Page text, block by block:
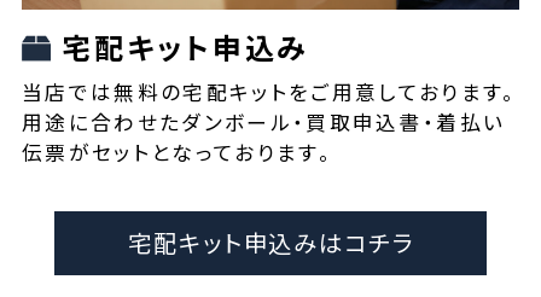
宅配キット申込み
当店では無料の宅配キットをご用意しております。
用途に合わせたダンボール・買取申込書・着払い
伝票がセットとなっております。
宅配キット申込みはコチラ